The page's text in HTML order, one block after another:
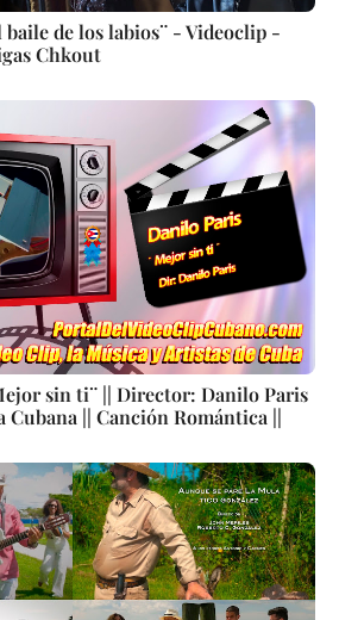
de los labios¨ - Videoclip -
Chkout
sin ti¨ || Director: Danilo Paris
Cubana || Canción Romántica ||